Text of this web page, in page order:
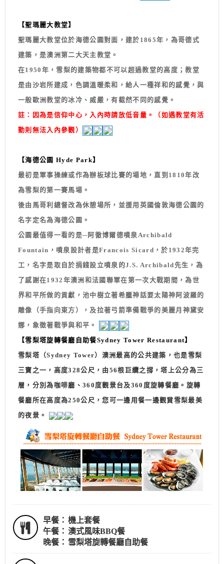
【聖瑪麗大教堂】
聖瑪麗大教堂位於海德公園對面，建於1865年，為哥德式
建築，是澳洲第二大天主教堂。
在1950年，雪梨的建築物都不可以超過教堂的高度；教堂
是由沙岩所建成，色調溫暖柔和，給人一種祥和的感覺，與
一般歐洲教堂的冰冷、威嚴，有截然不同的感覺。
註：因為是信仰中心，入內時請放低音量。（如遇教堂有活
動則無法入內參觀）
【海德公園 Hyde Park】
最初是軍事操練或作為辦板球比賽的場地，直到1810年改
為雪梨的第一賽馬場。
後由馬哥利總督改為休憩場所，並援用英國倫敦海德公園的
名字定名為海德公園。
公園最值得一看的是─阿徹博爾德噴泉Archibald
Fountain，噴泉設計者是Francois Sicard，於1932年完
工，名字是取自於捐錢設立噴泉的J.S. Archibald先生，為
了感謝在1932年澳洲和法國聯軍在第一次大戰期間，為世
界和平所做的貢獻，池中樹立著希臘神話要太陽神阿波羅的
雕像（手指向東方），及拉著弓箭準備戰爭的美麗月神黛安
娜，象徵著戰爭與和平。
【雪梨塔旋轉餐廳自助餐Sydney Tower Restaurant】
雪梨塔（Sydney Tower）澳洲最高的公共建築，也是雪梨
三寶之一，高度328公尺，由56根巨纜之撐，塔上公分為三
層，分別為咖啡廳、360度觀景台及360度旋轉餐廳。旋轉
餐廳所在高度為250公尺，您可一邊用餐一邊觀賞雪梨最美
的夜景。
早餐： 機上套餐
午餐： 澳式風味BBQ餐
晚餐： 雪梨塔旋轉餐廳自助餐